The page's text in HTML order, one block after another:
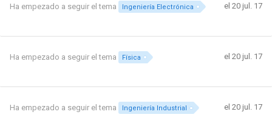
Ha empezado a seguir el tema Ingeniería Electrónica el 20 jul. 17
Ha empezado a seguir el tema Física el 20 jul. 17
Ha empezado a seguir el tema Ingeniería Industrial el 20 jul. 17